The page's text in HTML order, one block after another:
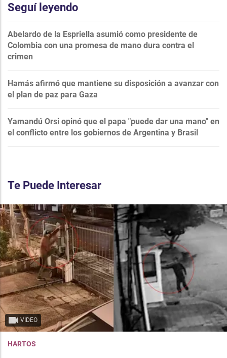
Seguí leyendo
Abelardo de la Espriella asumió como presidente de
Colombia con una promesa de mano dura contra el
crimen
Hamás afirmó que mantiene su disposición a avanzar con
el plan de paz para Gaza
Yamandú Orsi opinó que el papa "puede dar una mano" en
el conflicto entre los gobiernos de Argentina y Brasil
Te Puede Interesar
VIDEO
HARTOS